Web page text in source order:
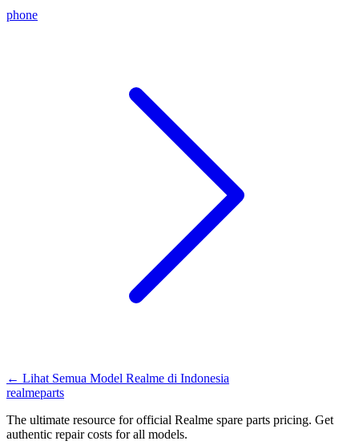
phone
← Lihat Semua Model Realme di Indonesia
realmeparts
The ultimate resource for official Realme spare parts pricing. Get
authentic repair costs for all models.